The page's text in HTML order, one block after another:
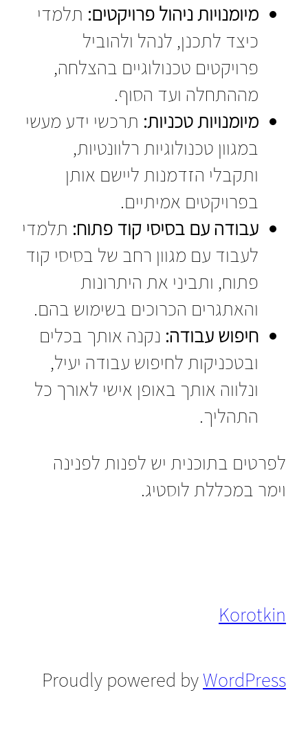
מיומנויות ניהול פרויקטים: תלמדי
כיצד לתכנן, לנהל ולהוביל
פרויקטים טכנולוגיים בהצלחה,
מההתחלה ועד הסוף.
מיומנויות טכניות: תרכשי ידע מעשי
במגוון טכנולוגיות רלוונטיות,
ותקבלי הזדמנות ליישם אותן
בפרויקטים אמיתיים.
עבודה עם בסיסי קוד פתוח: תלמדי
לעבוד עם מגוון רחב של בסיסי קוד
פתוח, ותביני את היתרונות
והאתגרים הכרוכים בשימוש בהם.
חיפוש עבודה: נקנה אותך בכלים
ובטכניקות לחיפוש עבודה יעיל,
ונלווה אותך באופן אישי לאורך כל
התהליך.
לפרטים בתוכנית יש לפנות לפנינה
וימר במכללת לוסטיג.
Korotkin
Proudly powered byWordPress